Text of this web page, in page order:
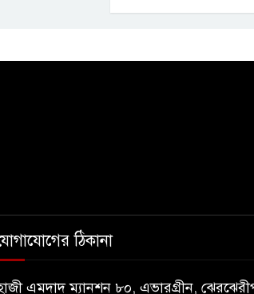
ঠিকানা
এমদাদ ম্যানশন ৮০, এভারগ্রীন,